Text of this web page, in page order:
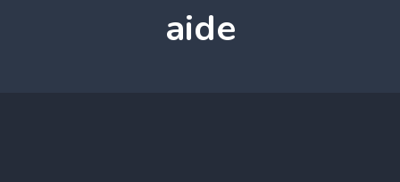
aide